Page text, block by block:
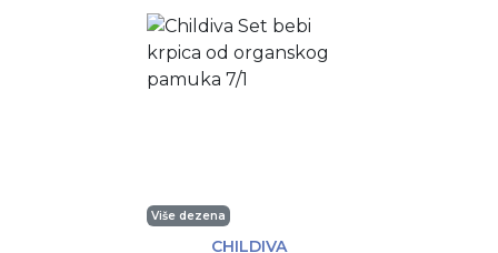
Više dezena
CHILDIVA